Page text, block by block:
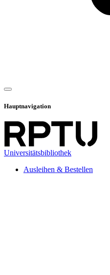
Hauptnavigation
Universitätsbibliothek
Ausleihen & Bestellen